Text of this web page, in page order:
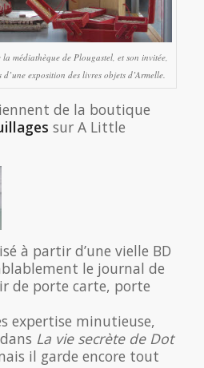
médiathèque de Plougastel, et son invitée,
exposition des livres objets d’Armelle.
de la boutique
sur A Little
à partir d’une vielle BD
le journal de
de porte carte, porte
expertise minutieuse,
La vie secrète de Dot
il garde encore tout